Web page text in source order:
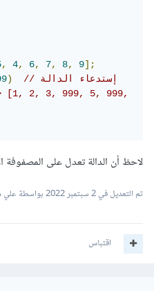
, 4, 6, 7, 8, 9];
)
[1, 2, 3, 999, 5, 999,
لاحظ أن الدالة تعدل على
تم التعديل في2 سبتمبر 2022 بواسطة علي
اقتباس